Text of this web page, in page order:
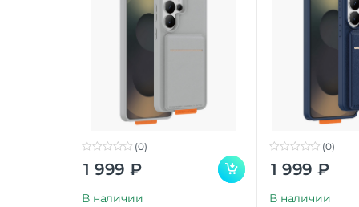
o
(0)
1 999 ₽
В наличии
o
(0)
1 999 ₽
В наличии